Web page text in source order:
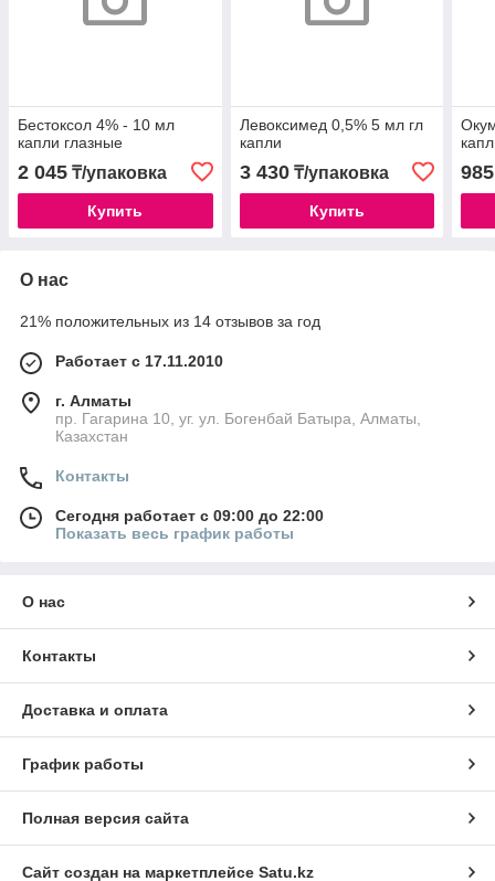
Бестоксол 4% - 10 мл
капли глазные
2 045 ₸/упаковка
Купить
Левоксимед 0,5% 5 мл гл
капли
3 430₸/упаковка
Купить
985
О нас
21% положительных из 14 отзывов за год
Работает с 17.11.2010
г. Алматы
пр. Гагарина 10, уг. ул. Богенбай Батыра, Алматы,
Казахстан
Контакты
Сегодня работает с 09:00 до 22:00
Показать весь график работы
О нас
Контакты
Доставка и оплата
График работы
Полная версия сайта
Сайт создан на маркетплейсе Satu.kz